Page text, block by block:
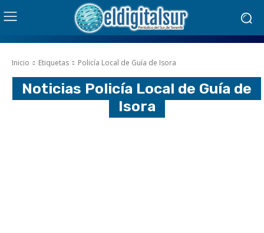
Inicio Etiquetas Policía Local de Guía de Isora
Noticias Policía Local de Guía de
Isora